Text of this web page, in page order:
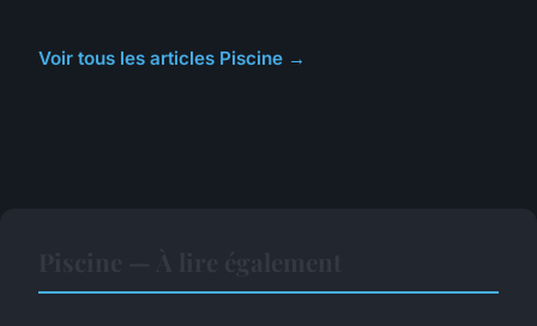
Voir tous les articles Piscine →